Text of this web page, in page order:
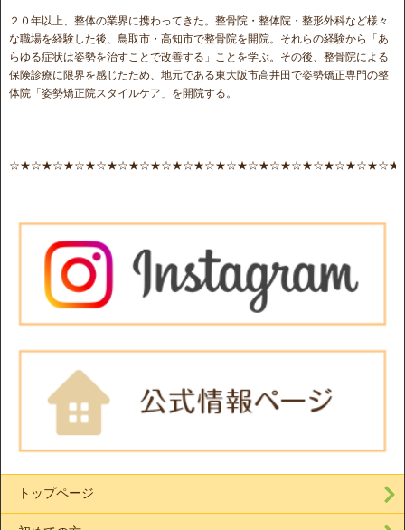
２０年以上、整体の業界に携わってきた。整骨院・整体院・整形外科など様々
な職場を経験した後、鳥取市・高知市で整骨院を開院。それらの経験から「あ
らゆる症状は姿勢を治すことで改善する」ことを学ぶ。その後、整骨院による
保険診療に限界を感じたため、地元である東大阪市高井田で姿勢矯正専門の整
体院「姿勢矯正院スタイルケア」を開院する。
トップページ